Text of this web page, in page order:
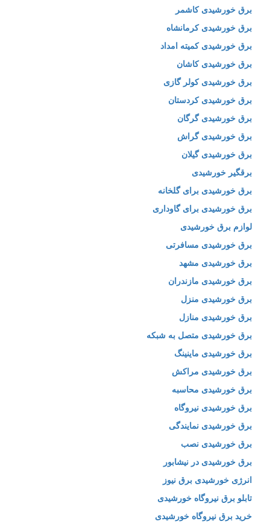
برق خورشیدی کاشمر
برق خورشیدی کرمانشاه
برق خورشیدی کمیته امداد
برق خورشیدی کاشان
برق خورشیدی کولر گازی
برق خورشیدی کردستان
برق خورشیدی گرگان
برق خورشیدی گراش
برق خورشیدی گیلان
برقگیر خورشیدی
برق خورشیدی برای گلخانه
برق خورشیدی برای گاوداری
لوازم برق خورشیدی
برق خورشیدی مسافرتی
برق خورشیدی مشهد
برق خورشیدی مازندران
برق خورشیدی منزل
برق خورشیدی منازل
برق خورشیدی متصل به شبکه
برق خورشیدی ماینینگ
برق خورشیدی مراکش
برق خورشیدی محاسبه
برق خورشیدی نیروگاه
برق خورشیدی نمایندگی
برق خورشیدی نصب
برق خورشیدی در نیشابور
انرژی خورشیدی برق نیوز
تابلو برق نیروگاه خورشیدی
خرید برق نیروگاه خورشیدی